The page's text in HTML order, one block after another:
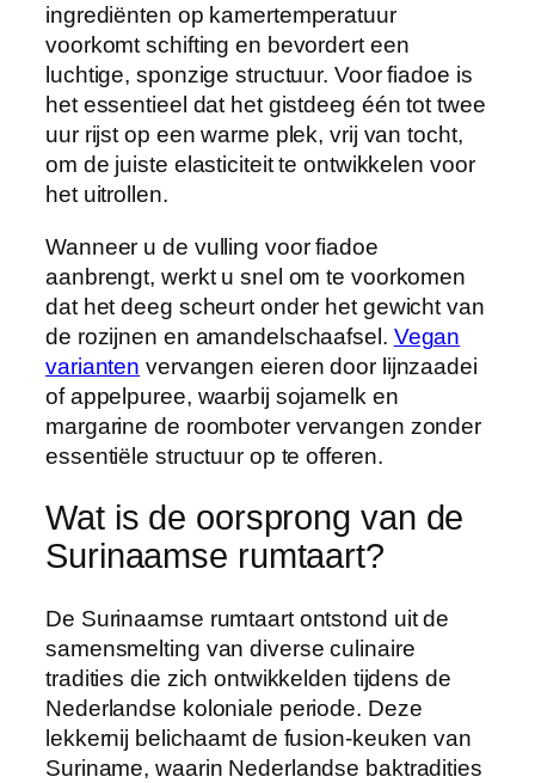
ingrediënten op kamertemperatuur
voorkomt schifting en bevordert een
luchtige, sponzige structuur. Voor fiadoe is
het essentieel dat het gistdeeg één tot twee
uur rijst op een warme plek, vrij van tocht,
om de juiste elasticiteit te ontwikkelen voor
het uitrollen.
Wanneer u de vulling voor fiadoe
aanbrengt, werkt u snel om te voorkomen
dat het deeg scheurt onder het gewicht van
de rozijnen en amandelschaafsel. Vegan
varianten vervangen eieren door lijnzaadei
of appelpuree, waarbij sojamelk en
margarine de roomboter vervangen zonder
essentiële structuur op te offeren.
Wat is de oorsprong van de
Surinaamse rumtaart?
De Surinaamse rumtaart ontstond uit de
samensmelting van diverse culinaire
tradities die zich ontwikkelden tijdens de
Nederlandse koloniale periode. Deze
lekkernij belichaamt de fusion-keuken van
Suriname, waarin Nederlandse baktradities